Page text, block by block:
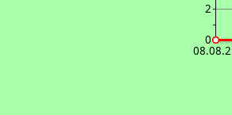
2
0